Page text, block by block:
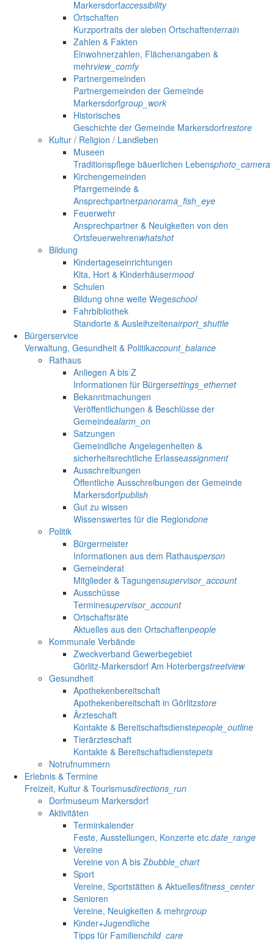
Markersdorfaccessibility
Ortschaften
Kurzportraits der sieben Ortschaftenterrain
Zahlen & Fakten
Einwohnerzahlen, Flächenangaben &
mehrview_comfy
Partnergemeinden
Partnergemeinden der Gemeinde
Markersdorfgroup_work
Historisches
Geschichte der Gemeinde Markersdorfrestore
Kultur / Religion / Landleben
Museen
Traditionspflege bäuerlichen Lebensphoto_camera
Kirchengemeinden
Pfarrgemeinde &
Ansprechpartnerpanorama_fish_eye
Feuerwehr
Ansprechpartner & Neuigkeiten von den
Ortsfeuerwehrenwhatshot
Bildung
Kindertageseinrichtungen
Kita, Hort & Kinderhäusermood
Schulen
Bildung ohne weite Wegeschool
Fahrbibliothek
Standorte & Ausleihzeitenairport_shuttle
Bürgerservice
Verwaltung, Gesundheit & Politikaccount_balance
Rathaus
Anliegen A bis Z
Informationen für Bürgersettings_ethernet
Bekanntmachungen
Veröffentlichungen & Beschlüsse der
Gemeindealarm_on
Satzungen
Gemeindliche Angelegenheiten &
sicherheitsrechtliche Erlasseassignment
Ausschreibungen
Öffentliche Ausschreibungen der Gemeinde
Markersdorfpublish
Gut zu wissen
Wissenswertes für die Regiondone
Politik
Bürgermeister
Informationen aus dem Rathausperson
Gemeinderat
Mitglieder & Tagungensupervisor_account
Ausschüsse
Terminesupervisor_account
Ortschaftsräte
Aktuelles aus den Ortschaftenpeople
Kommunale Verbände
Zweckverband Gewerbegebiet
Görlitz-Markersdorf Am Hoterbergstreetview
Gesundheit
Apothekenbereitschaft
Apothekenbereitschaft in Görlitzstore
Ärzteschaft
Kontakte & Bereitschaftsdienstepeople_outline
Tierärzteschaft
Kontakte & Bereitschaftsdienstepets
Notrufnummern
Erlebnis & Termine
Freizeit, Kultur & Tourismusdirections_run
Dorfmuseum Markersdorf
Aktivitäten
Terminkalender
Feste, Ausstellungen, Konzerte etc.date_range
Vereine
Vereine von A bis Zbubble_chart
Sport
Vereine, Sportstätten & Aktuellesfitness_center
Senioren
Vereine, Neuigkeiten & mehrgroup
Kinder+Jugendliche
Tipps für Familienchild_care